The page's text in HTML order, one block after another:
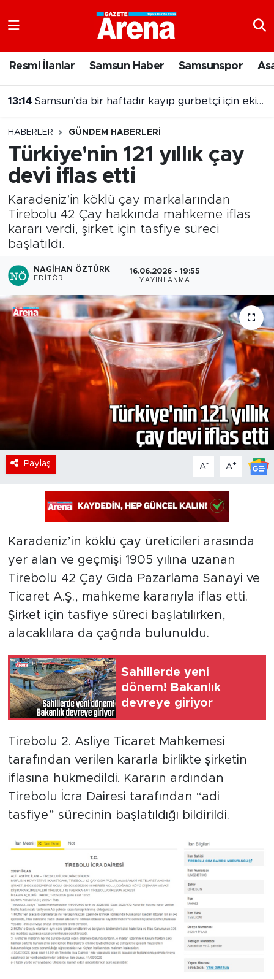
Resmi İlanlar Samsun Haber Samsunspor
13:14 Samsun’da bir haftadır kayıp gurbetçi için ekipler alarma geçti
HABERLER GÜNDEM HABERLERI
Türkiye'nin 121 yıllık çay
devi iflas etti
Karadeniz’in köklü çay markalarından
Tirebolu 42 Çay hakkında mahkeme iflas
kararı verdi, şirket için tasfiye süreci
başlatıldı.
NAGIHAN ÖZTÜRK
EDITÖR
16.06.2026 - 19:55
YAYINLANMA
Paylaş A- A+
Karadeniz’in köklü çay üreticileri arasında
yer alan ve geçmişi 1905 yılına uzanan
Tirebolu 42 Çay Gıda Pazarlama Sanayi ve
Ticaret A.Ş., mahkeme kararıyla iflas etti.
Şirket için tasfiye süreci başlatılırken,
alacaklılara da çağrıda bulunuldu.
Sahillerde yeni
dönem! Bakanlık
devreye giriyor
Tirebolu 2. Asliye Ticaret Mahkemesi
tarafından verilen kararla birlikte şirketin
iflasına hükmedildi. Kararın ardından
Tirebolu İcra Dairesi tarafından “adi
tasfiye” sürecinin başlatıldığı bildirildi.
Süper Lig Puan Durumu ve Fikstür
Tüm Manşetler
Son Dakika Haberleri
Haber Arşivi